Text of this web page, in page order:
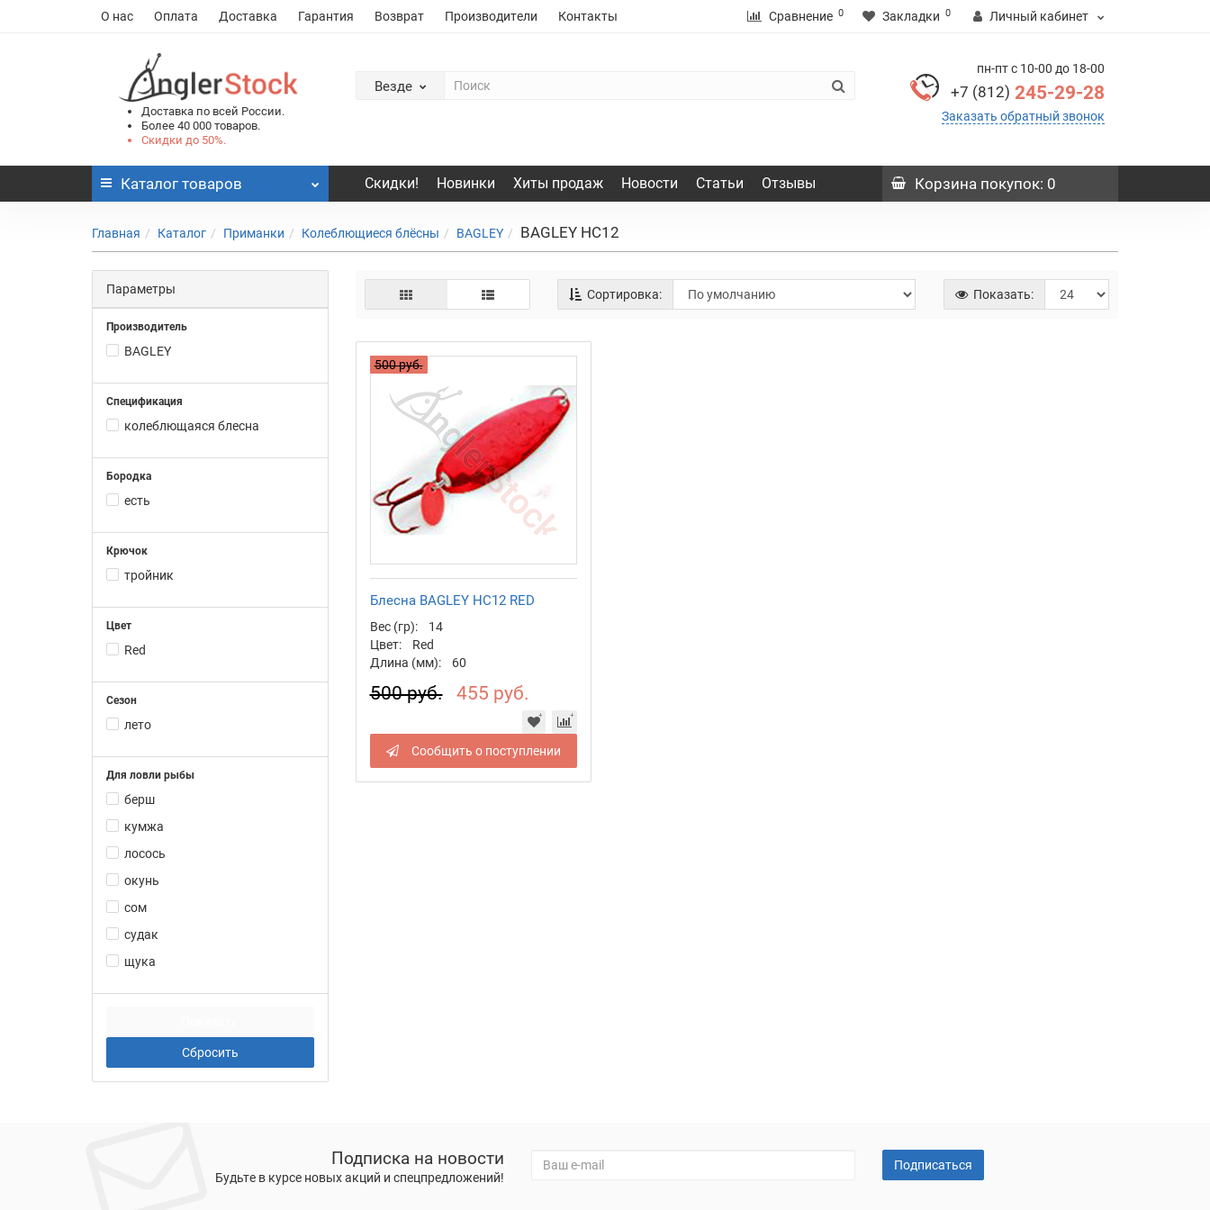
О нас Оплата Доставка Гарантия Возврат Производители Контакты Сравнение 0 Закладки 0 Личный кабинет
Доставка по всей России.
Более 40 000 товаров.
Скидки до 50%.
Везде
пн-пт с 10-00 до 18-00
+7 (812) 245-29-28
Заказать обратный звонок
Каталог товаров Скидки! Новинки Хиты продаж Новости Статьи Отзывы Корзина покупок: 0
Главная Каталог Приманки Колеблющиеся блёсны BAGLEY BAGLEY HC12
Параметры
Производитель
BAGLEY
Спецификация
колеблющаяся блесна
Бородка
есть
Крючок
тройник
Цвет
Red
Сезон
лето
Для ловли рыбы
берш
кумжа
лосось
окунь
сом
судак
щука
Сортировка: Показать:
500 руб.
Блесна BAGLEY HC12 RED
Вес (гр):
14
Цвет:
Red
Длина (мм):
60
500 руб. 455 руб.
Сообщить о поступлении
Подписка на новости
Будьте в курсе новых акций и спецпредложений!
Подписаться